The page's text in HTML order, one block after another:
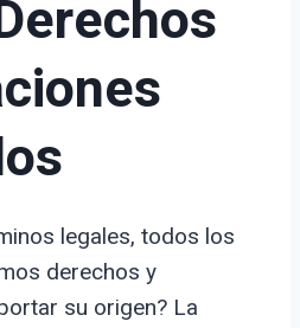
legales, todos los
derechos y
su origen? La